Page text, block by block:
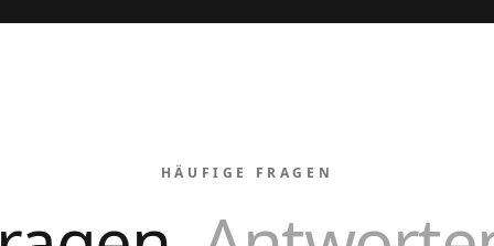
HÄUFIGE FRAGEN